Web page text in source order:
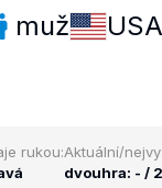
muž USA
rukou:Aktuální/
dvouhra: - /